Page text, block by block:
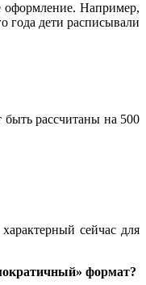
оформление. Например,
года дети расписывали
рассчитаны на 500
сейчас для
формат?